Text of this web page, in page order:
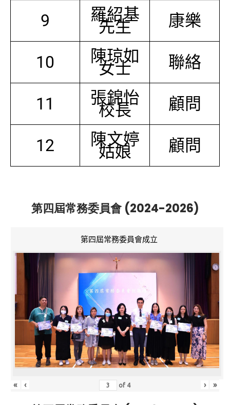
9 羅紹基
先生 康樂
10 陳琼如
女士 聯絡
11 張錦怡
校長 顧問
12 陳文婷
姑娘 顧問
第四屆常務委員會 (2024-2026)
第四屆常務委員會成立
« ‹ of 4 › »